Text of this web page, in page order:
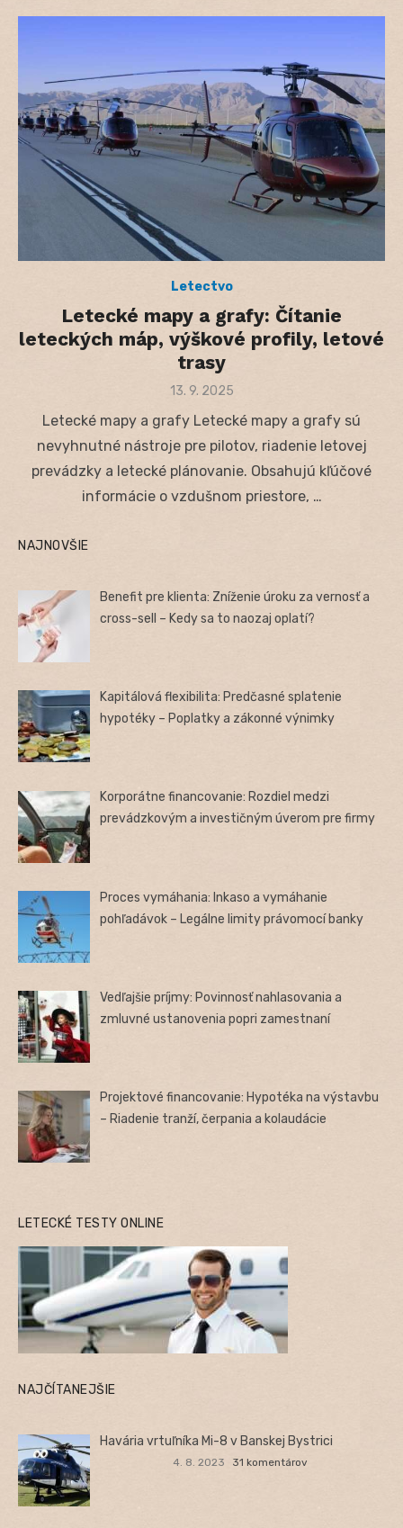
Letectvo
Letecké mapy a grafy: Čítanie
leteckých máp, výškové profily, letové
trasy
Posted
13. 9. 2025
Letecké mapy a grafy Letecké mapy a grafy sú
nevyhnutné nástroje pre pilotov, riadenie letovej
prevádzky a letecké plánovanie. Obsahujú kľúčové
informácie o vzdušnom priestore, …
NAJNOVŠIE
Benefit pre klienta: Zníženie úroku za vernosť a
cross-sell – Kedy sa to naozaj oplatí?
Kapitálová flexibilita: Predčasné splatenie
hypotéky – Poplatky a zákonné výnimky
Korporátne financovanie: Rozdiel medzi
prevádzkovým a investičným úverom pre firmy
Proces vymáhania: Inkaso a vymáhanie
pohľadávok – Legálne limity právomocí banky
Vedľajšie príjmy: Povinnosť nahlasovania a
zmluvné ustanovenia popri zamestnaní
Projektové financovanie: Hypotéka na výstavbu
– Riadenie tranží, čerpania a kolaudácie
LETECKÉ TESTY ONLINE
NAJČÍTANEJŠIE
Havária vrtuľníka Mi-8 v Banskej Bystrici
4. 8. 2023 31 komentárov